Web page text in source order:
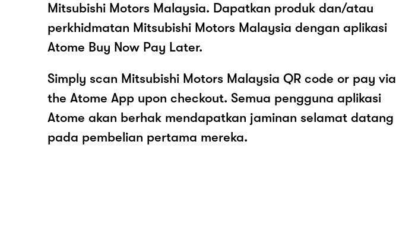
Mitsubishi Motors Malaysia. Dapatkan produk dan/atau
perkhidmatan Mitsubishi Motors Malaysia dengan aplikasi
Atome Buy Now Pay Later.
Simply scan Mitsubishi Motors Malaysia QR code or pay via
the Atome App upon checkout. Semua pengguna aplikasi
Atome akan berhak mendapatkan jaminan selamat datang
pada pembelian pertama mereka.